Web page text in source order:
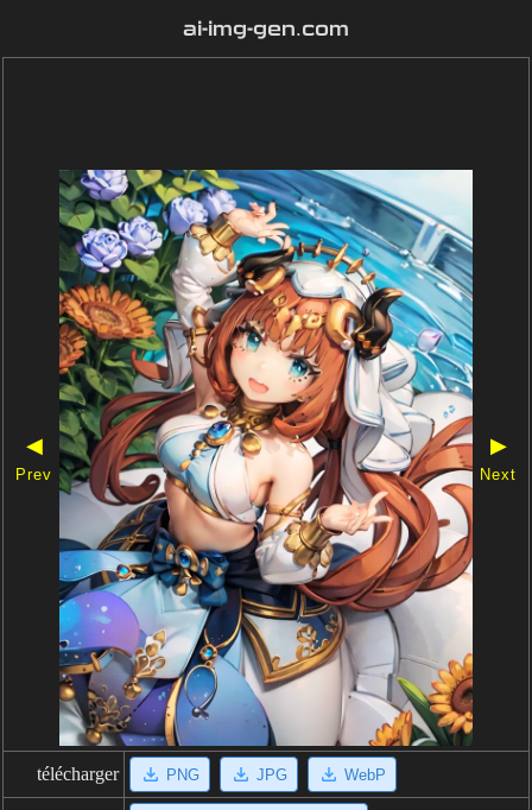
ai-img-gen.com
◀
Prev
▶
Next
télécharger PNG JPG WebP